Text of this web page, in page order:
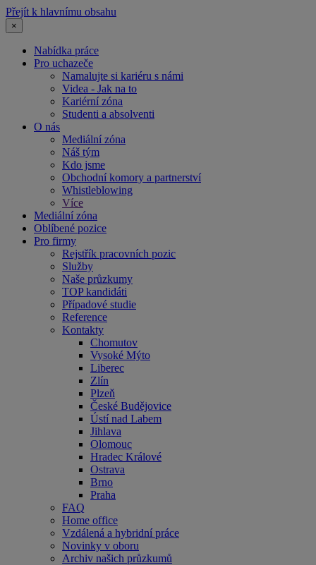
Přejít k hlavnímu obsahu
×
Nabídka práce
Pro uchazeče
Namalujte si kariéru s námi
Videa - Jak na to
Kariérní zóna
Studenti a absolventi
O nás
Mediální zóna
Náš tým
Kdo jsme
Obchodní komory a partnerství
Whistleblowing
Více
Mediální zóna
Oblíbené pozice
Pro firmy
Rejstřík pracovních pozic
Služby
Naše průzkumy
TOP kandidáti
Případové studie
Reference
Kontakty
Chomutov
Vysoké Mýto
Liberec
Zlín
Plzeň
České Budějovice
Ústí nad Labem
Jihlava
Olomouc
Hradec Králové
Ostrava
Brno
Praha
FAQ
Home office
Vzdálená a hybridní práce
Novinky v oboru
Archiv našich průzkumů